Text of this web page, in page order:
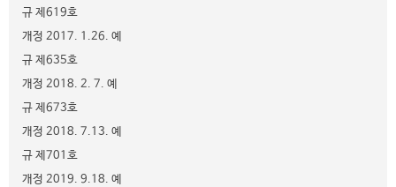
규 제619호
개정 2017. 1.26. 예
규 제635호
개정 2018. 2. 7. 예
규 제673호
개정 2018. 7.13. 예
규 제701호
개정 2019. 9.18. 예